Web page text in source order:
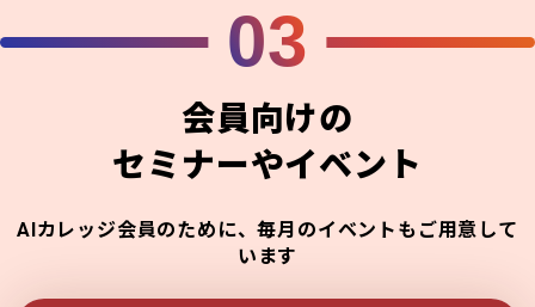
03
会員向けの
セミナーやイベント
AIカレッジ会員のために、毎月のイベントもご用意して
います